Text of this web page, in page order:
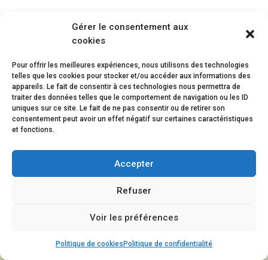
Gérer le consentement aux
cookies
Pour offrir les meilleures expériences, nous utilisons des technologies
telles que les cookies pour stocker et/ou accéder aux informations des
appareils. Le fait de consentir à ces technologies nous permettra de
traiter des données telles que le comportement de navigation ou les ID
uniques sur ce site. Le fait de ne pas consentir ou de retirer son
consentement peut avoir un effet négatif sur certaines caractéristiques
et fonctions.
Accepter
Refuser
Voir les préférences
Politique de cookies Politique de confidentialité
Menu
SIRET : 78385408600049 - APE : 85-3H - Centre de Formation : 31590325659
- DRJSCS : 596011004 - Agrément séjours de vacances adaptées -
Répertoire départemental Éducation Nationale- | Mentions légales |